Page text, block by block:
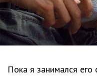
Пока я занимался